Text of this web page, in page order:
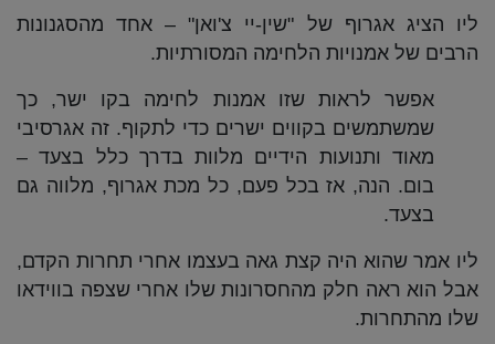
ליו הציג אגרוף של "שין-יי צ'ואן" – אחד מהסגנונות
הרבים של אמנויות הלחימה המסורתיות.
אפשר לראות שזו אמנות לחימה בקו ישר, כך
שמשתמשים בקווים ישרים כדי לתקוף. זה אגרסיבי
מאוד ותנועות הידיים מלוות בדרך כלל בצעד –
בום. הנה, אז בכל פעם, כל מכת אגרוף, מלווה גם
בצעד.
ליו אמר שהוא היה קצת גאה בעצמו אחרי תחרות הקדם,
אבל הוא ראה חלק מהחסרונות שלו אחרי שצפה בווידאו
שלו מהתחרות.